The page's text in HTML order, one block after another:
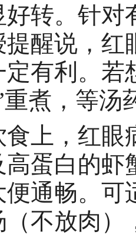
好转。针
醒说，红
有利。若
重煮，等
，红眼
高蛋白的
通畅。可
不放肉）